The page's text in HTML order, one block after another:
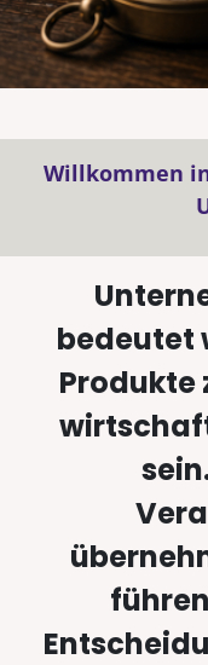
Willkommen
bedeutet
Produkte